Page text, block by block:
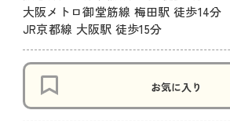
大阪メトロ御堂筋線 梅田駅 徒歩14分
JR京都線 大阪駅 徒歩15分
お気に入り